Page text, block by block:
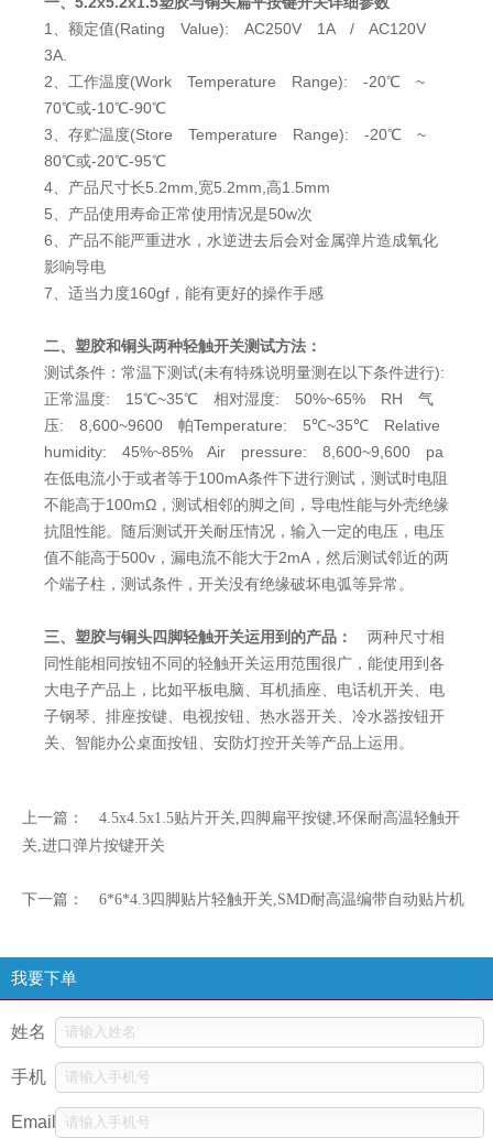
1、额定值(Rating Value): AC250V 1A / AC120V
3A.
2、工作温度(Work Temperature Range): -20℃ ~
70℃或-10℃-90℃
3、存贮温度(Store Temperature Range): -20℃ ~
80℃或-20℃-95℃
4、产品尺寸长5.2mm,宽5.2mm,高1.5mm
5、产品使用寿命正常使用情况是50w次
6、产品不能严重进水，水逆进去后会对金属弹片造成氧化
影响导电
7、适当力度160gf，能有更好的操作手感
二、塑胶和铜头两种轻触开关测试方法：
测试条件：常温下测试(未有特殊说明量测在以下条件进行):
正常温度: 15℃~35℃ 相对湿度: 50%~65% RH 气
压: 8,600~9600 帕Temperature: 5℃~35℃ Relative
humidity: 45%~85% Air pressure: 8,600~9,600 pa
在低电流小于或者等于100mA条件下进行测试，测试时电阻
不能高于100mΩ，测试相邻的脚之间，导电性能与外壳绝缘
抗阻性能。随后测试开关耐压情况，输入一定的电压，电压
值不能高于500v，漏电流不能大于2mA，然后测试邻近的两
个端子柱，测试条件，开关没有绝缘破坏电弧等异常。
三、塑胶与铜头四脚轻触开关运用到的产品：
两种尺寸相
同性能相同按钮不同的轻触开关运用范围很广，能使用到各
大电子产品上，比如平板电脑、耳机插座、电话机开关、电
子钢琴、排座按键、电视按钮、热水器开关、冷水器按钮开
关、智能办公桌面按钮、安防灯控开关等产品上运用。
上一篇：
4.5x4.5x1.5贴片开关,四脚扁平按键,环保耐高温轻触开
关,进口弹片按键开关
下一篇： 6*6*4.3四脚贴片轻触开关,SMD耐高温编带自动贴片机
我要下单
姓名
手机
Email